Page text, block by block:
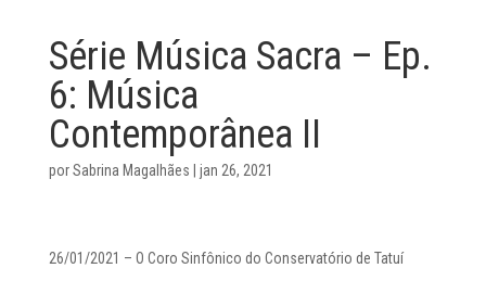
Série Música Sacra – Ep.
6: Música
Contemporânea II
porSabrina Magalhães jan 26, 2021
26/01/2021 – O Coro Sinfônico do Conservatório de Tatuí